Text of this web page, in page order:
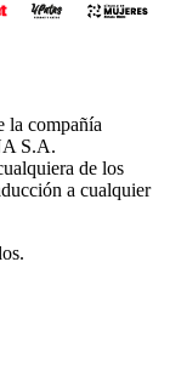
la compañía
S.A.
de los
a cualquier